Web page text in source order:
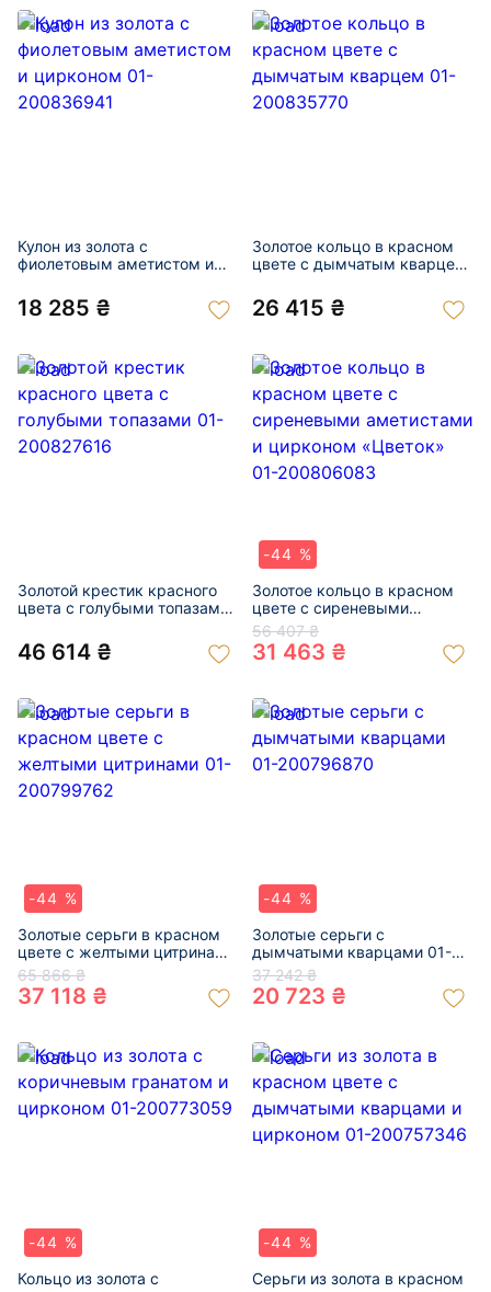
Кулон из золота с
фиолетовым аметистом и
18 285 ₴
Золотое кольцо в красном
цвете с дымчатым кварцем
26 415 ₴
Золотой крестик красного
цвета с голубыми топазами
46 614 ₴
-44 %
Золотое кольцо в красном
цвете с сиреневыми
аметистами и цирконом
«Цветок» 01-200806083
56 407 ₴
31 463 ₴
-44 %
Золотые серьги в красном
цвете с желтыми цитринами
01-200799762
65 866 ₴
37 118 ₴
-44 %
Золотые серьги с
дымчатыми кварцами 01-
200796870
37 242 ₴
20 723 ₴
-44 %
Кольцо из золота с
-44 %
Серьги из золота в красном